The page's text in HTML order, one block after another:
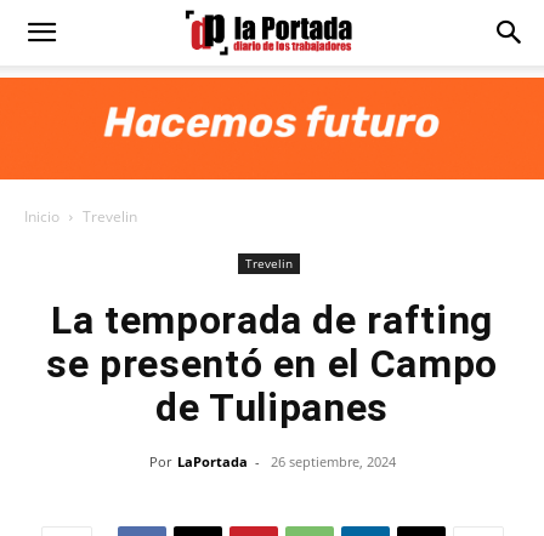
Diario
Inicio Trevelin
Trevelin
La temporada de rafting
se presentó en el Campo
de Tulipanes
Por LaPortada - 26 septiembre, 2024